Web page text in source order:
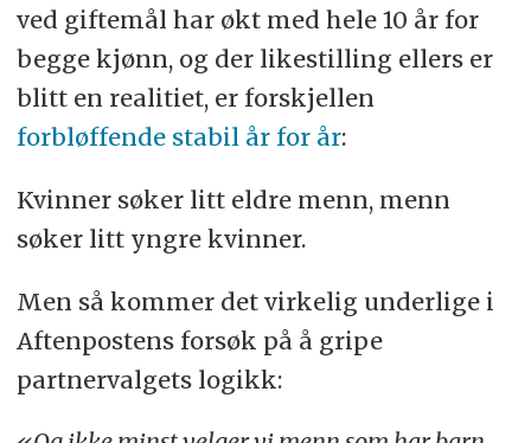
ved giftemål har økt med hele 10 år for
begge kjønn, og der likestilling ellers er
blitt en realitiet, er forskjellen
forbløffende stabil år for år:
Kvinner søker litt eldre menn, menn
søker litt yngre kvinner.
Men så kommer det virkelig underlige i
Aftenpostens forsøk på å gripe
partnervalgets logikk: